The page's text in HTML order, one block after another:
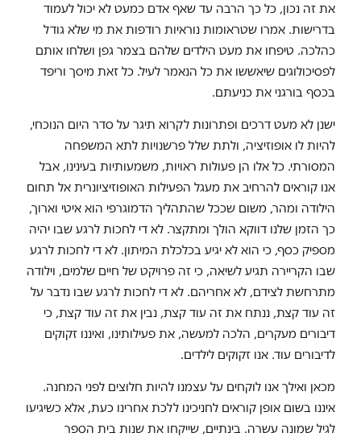
את זה נכון, כל כך הרבה עד שאף אדם כמעט לא יכול לעמוד
בדרישות. אמרו שטראומות נוראיות רודפות את מי שלא גודל
כהלכה. טיפחו את מעט הילדים שלהם בצמר גפן ושלחו אותם
לפסיכולוגים שיאששו את כל הנאמר לעיל. כל זאת מיסך וריפד
בכסף בורגני את כניעתם.
ישנן לא מעט דרכים ופתרונות לקרוא תיגר על סדר היום הנוכחי,
להיות לו אופוזיציה, ולתת שלל פרשנויות לתא המשפחה
המסורתי. כל אלו הן פעולות ראויות, משמעותיות בעינינו, אבל
אנו קוראים להרחיב את מעגל הפעילות האופוזיציונרית אל תחום
הילודה ומהר, משום שככל שהתהליך הדמוגרפי הוא איטי וארוך,
כך הזמן שלנו דווקא הולך ומתקצר. לא די לחכות לרגע שבו יהיה
מספיק כסף, כי הוא לא יגיע בכלכלת המיתון. לא די לחכות לרגע
שבו הקריירה תגיע לשיאה, כי זה פרויקט של חיים שלמים, וילודה
מתרחשת לצידם, לא אחריהם. לא די לחכות לרגע שבו נדבר על
זה עוד קצת, ננתח את זה עוד קצת, נבין את זה עוד קצת, כי
דיבורים מעקרים, הלכה למעשה, את פעילותינו, ואיננו זקוקים
לדיבורים עוד. אנו זקוקים לילדים.
מכאן ואילך אנו לוקחים על עצמנו להיות חלוצים לפני המחנה.
איננו בשום אופן קוראים לחניכינו ללכת אחרינו כעת, אלא כשיגיעו
לגיל שמונה עשרה. בינתיים, שייקחו את שנות בית הספר